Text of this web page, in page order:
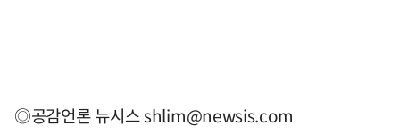
◎공감언론 뉴시스shlim@newsis.com